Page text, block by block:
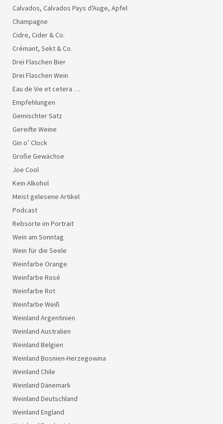
Calvados, Calvados Pays d'Auge, Apfel
Champagne
Cidre, Cider & Co.
Crémant, Sekt & Co.
Drei Flaschen Bier
Drei Flaschen Wein
Eau de Vie et cetera …
Empfehlungen
Gemischter Satz
Gereifte Weine
Gin o’ Clock
Große Gewächse
Joe Cool
Kein Alkohol
Meist gelesene Artikel
Podcast
Rebsorte im Portrait
Wein am Sonntag
Wein für die Seele
Weinfarbe Orange
Weinfarbe Rosé
Weinfarbe Rot
Weinfarbe Weiß
Weinland Argentinien
Weinland Australien
Weinland Belgien
Weinland Bosnien-Herzegowina
Weinland Chile
Weinland Dänemark
Weinland Deutschland
Weinland England